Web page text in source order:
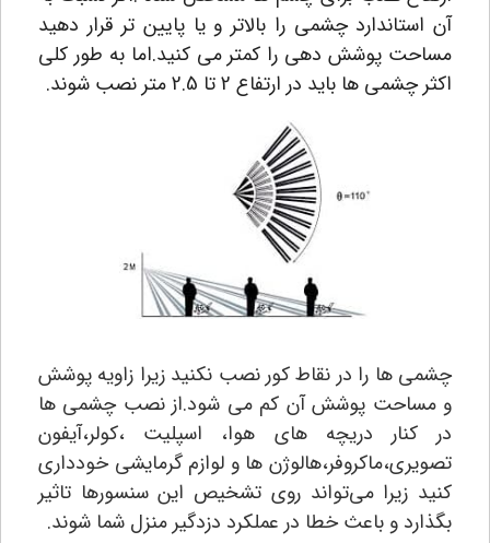
آن استاندارد چشمی را بالاتر و یا پایین تر قرار دهید
مساحت پوشش دهی را کمتر می کنید.اما به طور کلی
اکثر چشمی ها باید در ارتفاع 2 تا 2.5 متر نصب شوند.
چشمی ها را در نقاط کور نصب نکنید زیرا زاویه پوشش
و مساحت پوشش آن کم می شود.از نصب چشمی ها
در کنار دریچه های هوا، اسپلیت ،کولر،آیفون
تصویری،ماکروفر،هالوژن ها و لوازم گرمایشی خودداری
کنید زیرا می‌تواند روی تشخیص این سنسورها تاثیر
بگذارد و باعث خطا در عملکرد دزدگیر منزل شما شوند.